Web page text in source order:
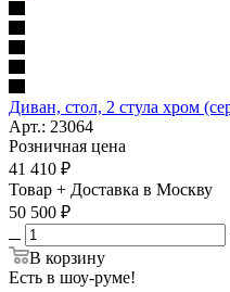
Диван, стол, 2 стула хром
Арт.: 23064
Розничная цена
41 410 ₽
Товар + Доставка в Москву
50 500 ₽
В корзину
Есть в шоу-руме!